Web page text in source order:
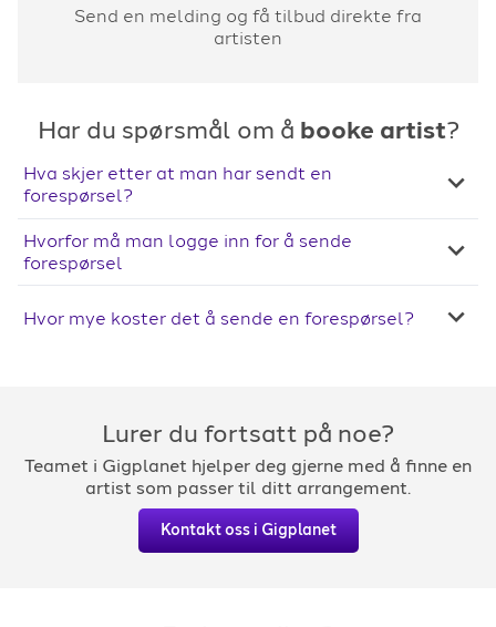
Send en melding og få tilbud direkte fra
artisten
Har du spørsmål om å booke artist?
Hva skjer etter at man har sendt en
forespørsel?
Hvorfor må man logge inn for å sende
forespørsel
Hvor mye koster det å sende en forespørsel?
Lurer du fortsatt på noe?
Teamet i Gigplanet hjelper deg gjerne med å finne en
artist som passer til ditt arrangement.
Kontakt oss i Gigplanet